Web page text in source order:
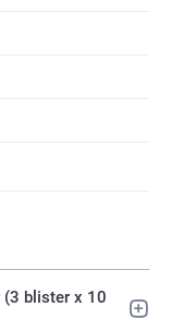
blister х 10